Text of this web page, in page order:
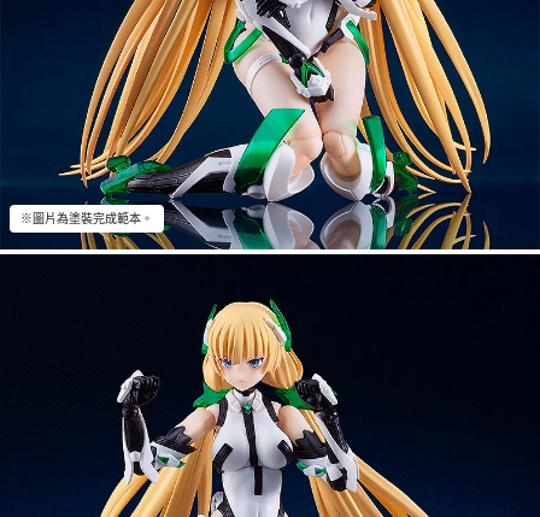
※圖片為塗裝完成範本。